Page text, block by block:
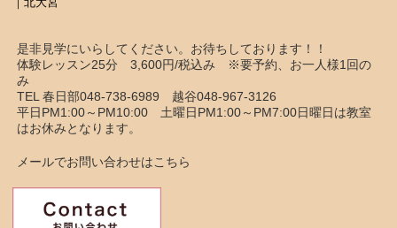
是非見学にいらしてください。お待ちしております！！
体験レッスン25分 3,600円/税込み ※要予約、お一人様1回の
み
TEL 春日部048-738-6989 越谷048-967-3126
平日PM1:00～PM10:00 土曜日PM1:00～PM7:00日曜日は教室
はお休みとなります。
メールでお問い合わせはこちら